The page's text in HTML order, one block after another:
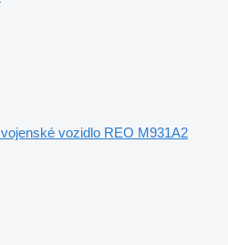
vojenské vozidlo REO M931A2